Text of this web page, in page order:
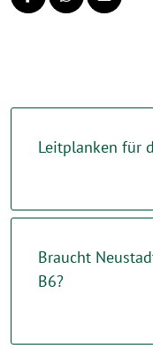
Leitplanken für
Braucht
B6?